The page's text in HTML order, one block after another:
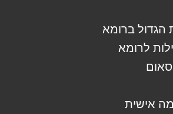
הגדול ברומא
לרומא
אישית